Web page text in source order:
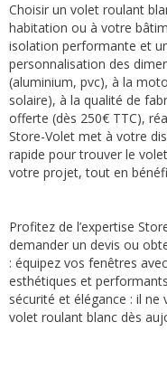
Choisir un volet roulant
habitation ou à votre
isolation performante et
personnalisation des
(aluminium, pvc), à la
solaire), à la qualité de
offerte (dès 250€ TTC),
Store-Volet met à votre
rapide pour trouver le
votre projet, tout en
Profitez de l’expertise
demander un devis ou
: équipez vos fenêtres
esthétiques et
sécurité et élégance : il ne
volet roulant blanc dès